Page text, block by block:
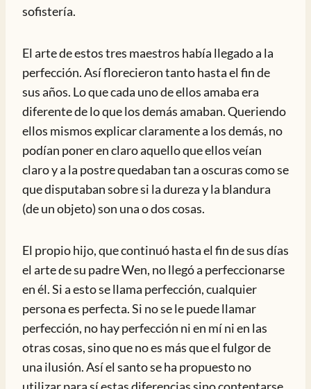
sofistería.
El arte de estos tres maestros había llegado a la
perfección. Así florecieron tanto hasta el fin de
sus años. Lo que cada uno de ellos amaba era
diferente de lo que los demás amaban. Queriendo
ellos mismos explicar claramente a los demás, no
podían poner en claro aquello que ellos veían
claro y a la postre quedaban tan a oscuras como se
que disputaban sobre si la dureza y la blandura
(de un objeto) son una o dos cosas.
El propio hijo, que continuó hasta el fin de sus días
el arte de su padre Wen, no llegó a perfeccionarse
en él. Si a esto se llama perfección, cualquier
persona es perfecta. Si no se le puede llamar
perfección, no hay perfección ni en mí ni en las
otras cosas, sino que no es más que el fulgor de
una ilusión. Así el santo se ha propuesto no